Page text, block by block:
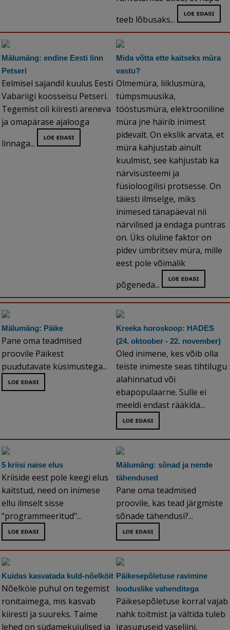
teeb lõbusaks...
Mälumäng: endine Eesti linn
Petseri
Eelmisel sajandil kuulus Eesti
Vabariigi koosseisu Petseri.
Tegemist oli kiiresti areneva
ja omapärase ajalooga
linnaga...
Mida võtta ette kaitseks müra
vastu?
Olmemüra, liiklusmüra,
tümpsmuusika,
tööstusmüra, elektrooniline
müra jne häirib inimest
pidevalt. On ekslik arvata, et
müra kahjustab ainult
kuulmist, see kahjustab ka
närvisüsteemi ja
füsioloogilisi protsesse. On
täiesti ilmselge, miks
inimesed tänapäeval nii
närvilised ja endaga puntras
on. Üks oluline faktor on
pidev ümbritsev müra, mille
eest pole võimalik
põgeneda...
Mälumäng: Päike
Pane oma teadmised
proovile Päikest
puudutavate küsimustega...
Kreeka horoskoop: HADES
(24. oktoober - 22. november)
Oled inimene, kes võib olla
teiste inimeste seas tihtilugu
alahinnatud või
ebapopulaarne. Sulle ei
meeldi endast rääkida...
5 kriisi naise elus
Kriiside eest pole keegi elus
kaitstud, need on inimese
ellu ilmselt sisse
"programmeeritud"...
Mälumäng: sõnad ja nende
tähendused
Pane oma teadmised
proovile, kas tead järgmiste
sõnade tähendusi?...
Kuidas kasvatada kuld-nõelköit
Nõelköie puhul on tegemist
ronitaimega, mis kasvab
kiiresti ja suureks. Taime
lehed on südamekujulised ja
Päikesepõletuse ravimine
looduslike vahenditega
Päikesepõletuse korral vajab
nahk toitmist ja vältida tuleb
igasuguseid vaseliini,